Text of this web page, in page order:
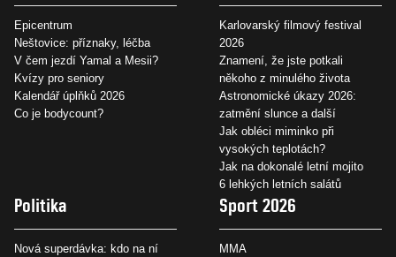
Epicentrum
Neštovice: příznaky, léčba
V čem jezdí Yamal a Mesii?
Kvízy pro seniory
Kalendář úplňků 2026
Co je bodycount?
Karlovarský filmový festival
2026
Znamení, že jste potkali
někoho z minulého života
Astronomické úkazy 2026:
zatmění slunce a další
Jak obléci miminko při
vysokých teplotách?
Jak na dokonalé letní mojito
6 lehkých letních salátů
Politika
Nová superdávka: kdo na ní
Sport 2026
MMA